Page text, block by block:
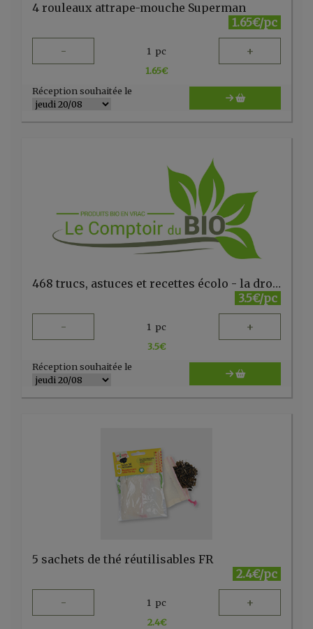
4 rouleaux attrape-mouche Superman
1.65€/pc
- 1 pc +
1.65€
Réception souhaitée le
468 trucs, astuces et recettes écolo - la droguerie écologique - FR
3.5€/pc
- 1 pc +
3.5€
Réception souhaitée le
5 sachets de thé réutilisables FR
2.4€/pc
- 1 pc +
2.4€